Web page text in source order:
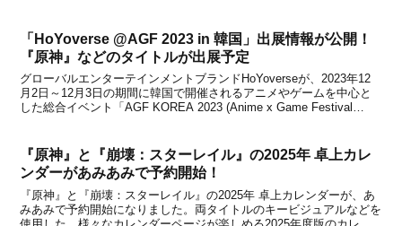
「HoYoverse @AGF 2023 in 韓国」出展情報が公開！
『原神』などのタイトルが出展予定
グローバルエンターテインメントブランドHoYoverseが、2023年12
月2日～12月3日の期間に韓国で開催されるアニメやゲームを中心と
した総合イベント「AGF KOREA 2023 (Anime x Game Festival
『原神』と『崩壊：スターレイル』の2025年 卓上カレ
ンダーがあみあみで予約開始！
『原神』と『崩壊：スターレイル』の2025年 卓上カレンダーが、あ
みあみで予約開始になりました。両タイトルのキービジュアルなどを